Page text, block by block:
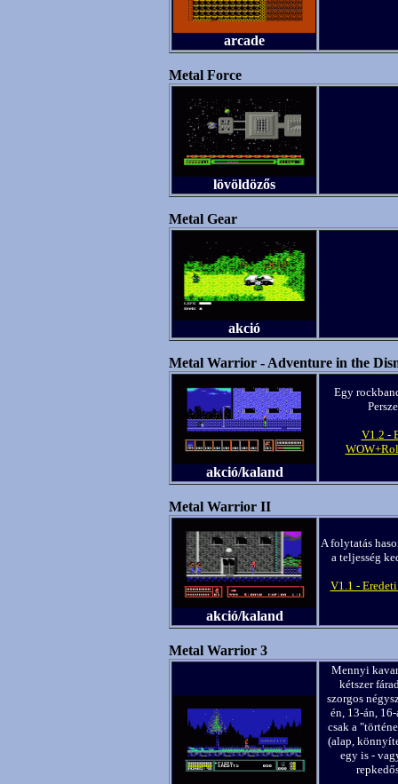
arcade
Metal Force
lövöldözős
Metal Gear
akció
Metal Warrior - Adventure in the
akció/kaland
Egy
V1.2 -
Metal Warrior II
akció/kaland
A folytatás
a teljesség
V1.1 -
Metal Warrior 3
Mennyi
kétszer
szorgos
én, 13-án,
csak a
(alap,
egy is -